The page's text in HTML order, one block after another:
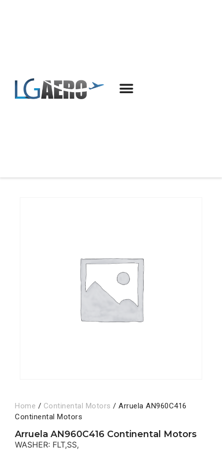
Home / Continental Motors / Arruela AN960C416
Continental Motors
Arruela AN960C416 Continental Motors
WASHER: FLT,SS,